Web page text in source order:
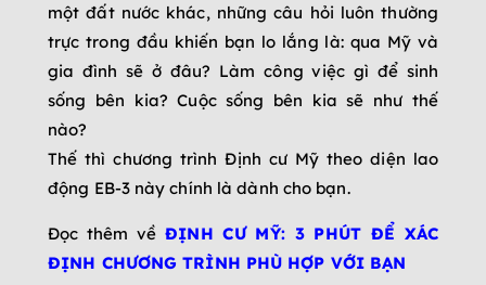
một đất nước khác, những câu hỏi luôn thường
trực trong đầu khiến bạn lo lắng là: qua Mỹ và
gia đình sẽ ở đâu? Làm công việc gì để sinh
sống bên kia? Cuộc sống bên kia sẽ như thế
nào?
Thế thì chương trình Định cư Mỹ theo diện lao
động EB-3 này chính là dành cho bạn.
Đọc thêm vềĐỊNH CƯ MỸ: 3 PHÚT ĐỂ XÁC
ĐỊNH CHƯƠNG TRÌNH PHÙ HỢP VỚI BẠN